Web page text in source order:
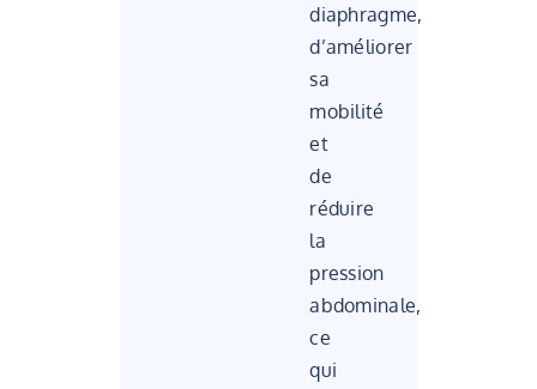
diaphragme,
d’améliorer
sa
mobilité
et
de
réduire
la
pression
abdominale,
ce
qui